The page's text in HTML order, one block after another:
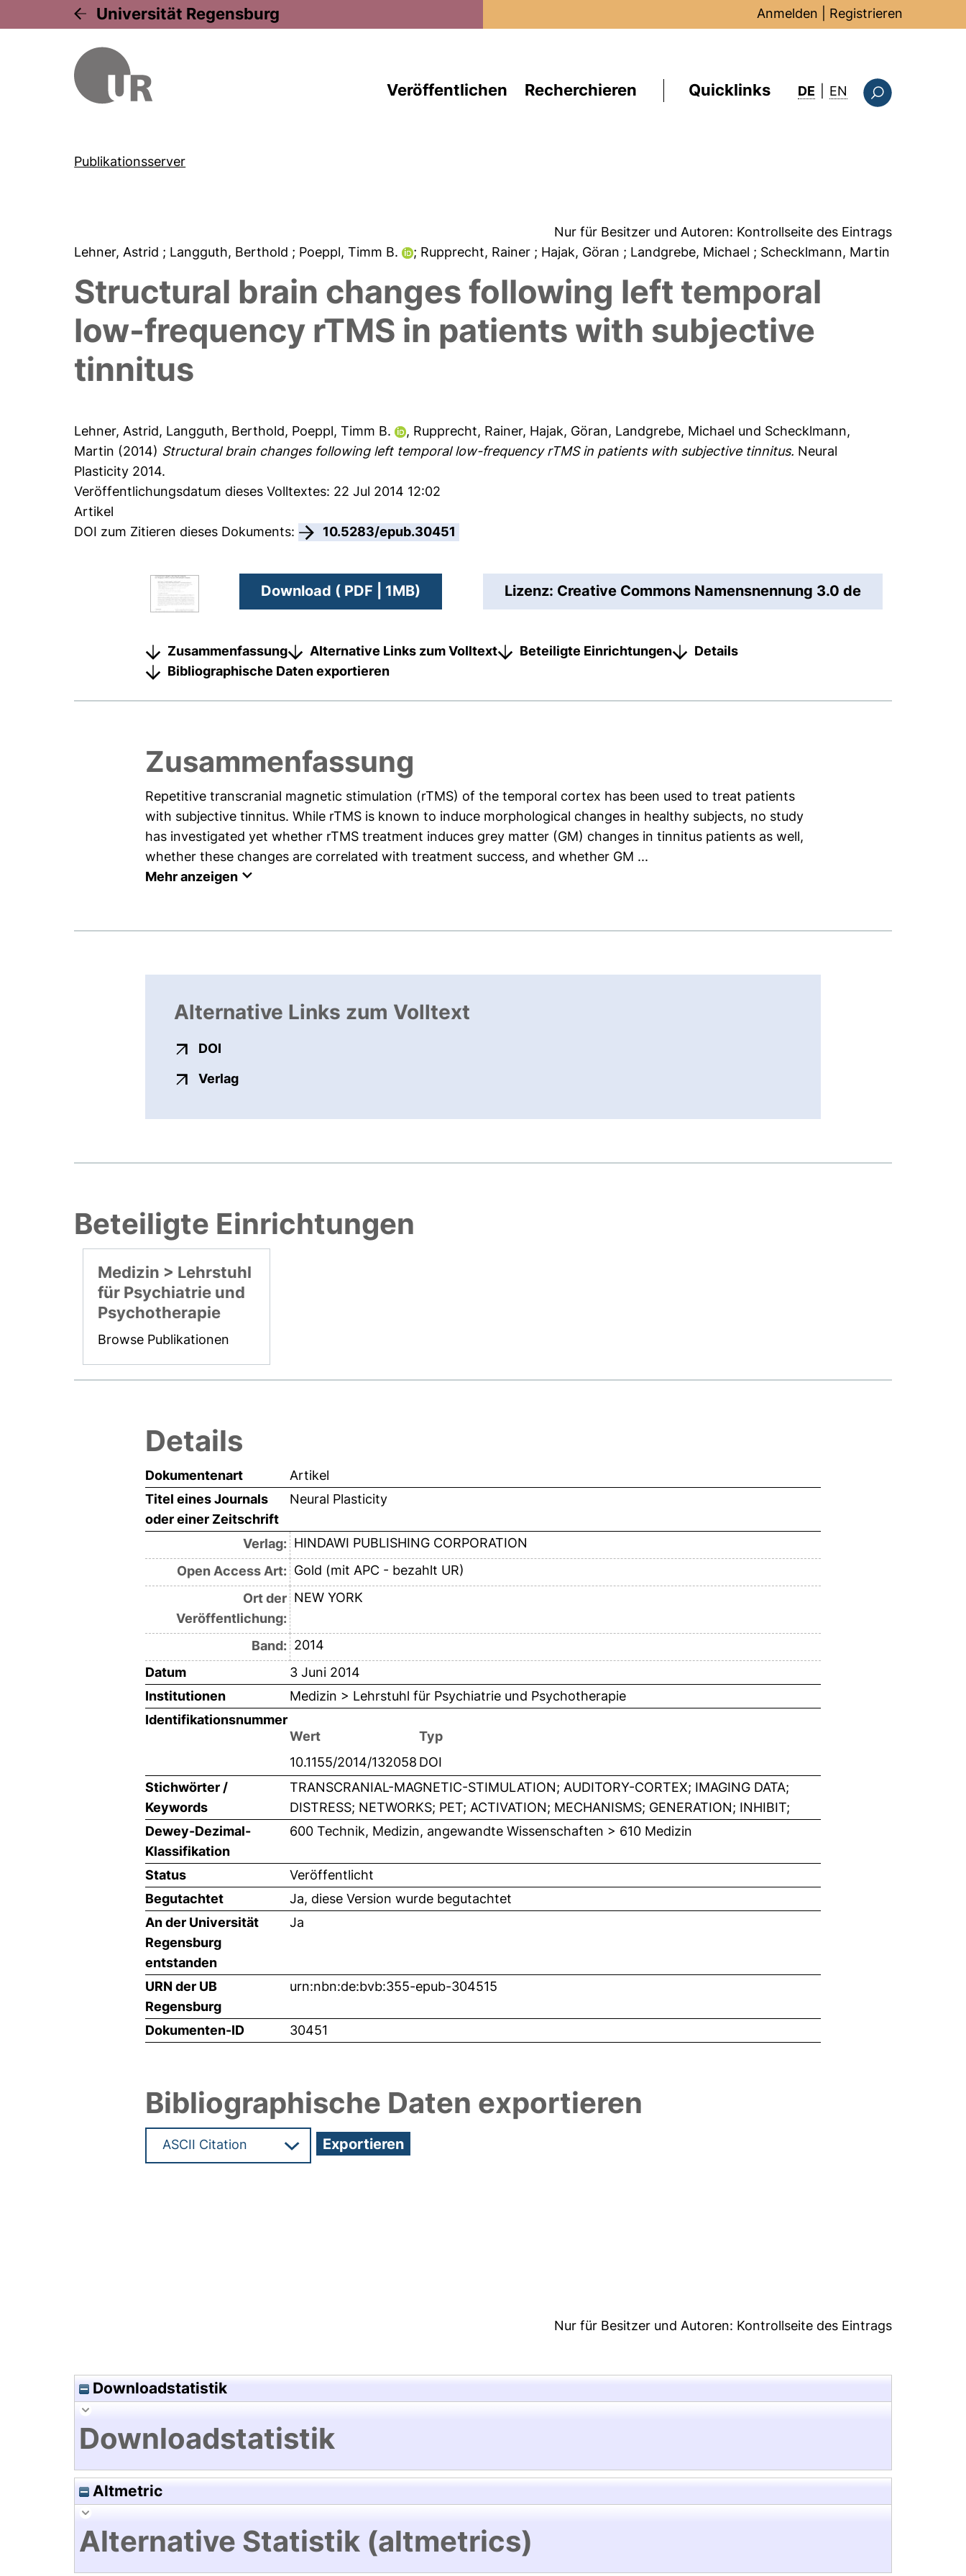
Universität Regensburg Anmelden Registrieren
Veröffentlichen Recherchieren Quicklinks DE EN : this page in
Publikationsserver
Nur für Besitzer und Autoren: Kontrollseite des Eintrags
Lehner, Astrid ; Langguth, Berthold ; Poeppl, Timm B. ; Rupprecht, Rainer ; Hajak, Göran ; Landgrebe, Michael ; Schecklmann, Martin
Structural brain changes following left temporal
low-frequency rTMS in patients with subjective
tinnitus
Lehner, Astrid, Langguth, Berthold, Poeppl, Timm B. , Rupprecht, Rainer, Hajak, Göran, Landgrebe, Michael und Schecklmann,
Martin (2014) Structural brain changes following left temporal low-frequency rTMS in patients with subjective tinnitus. Neural
Plasticity 2014.
Veröffentlichungsdatum dieses Volltextes: 22 Jul 2014 12:02
Artikel
DOI zum Zitieren dieses Dokuments:
10.5283/epub.30451
Download ( PDF | 1MB) Lizenz: Creative Commons Namensnennung 3.0 de
Zusammenfassung Alternative Links zum Volltext Beteiligte Einrichtungen
Details
Bibliographische Daten exportieren
Zusammenfassung
Repetitive transcranial magnetic stimulation (rTMS) of the temporal cortex has been used to treat patients
with subjective tinnitus. While rTMS is known to induce morphological changes in healthy subjects, no study
has investigated yet whether rTMS treatment induces grey matter (GM) changes in tinnitus patients as well,
whether these changes are correlated with treatment success, and whether GM ...
Mehr anzeigen
Alternative Links zum Volltext
DOI
Verlagexterner Link, öffnet neues Fenster
Beteiligte Einrichtungen
Medizin > Lehrstuhl
für Psychiatrie und
Psychotherapie
Browse Publikationen
Details
Dokumentenart
Artikel
Titel eines Journals
oder einer Zeitschrift
Neural Plasticity
Verlag: HINDAWI PUBLISHING CORPORATION
Open Access Art: Gold (mit APC - bezahlt UR)
Ort der
Veröffentlichung:
NEW YORK
Band: 2014
Datum
3 Juni 2014
Institutionen
Medizin > Lehrstuhl für Psychiatrie und Psychotherapie
Identifikationsnummer
Wert
Typ
10.1155/2014/132058 DOI
Stichwörter /
Keywords
TRANSCRANIAL-MAGNETIC-STIMULATION; AUDITORY-CORTEX; IMAGING DATA;
DISTRESS; NETWORKS; PET; ACTIVATION; MECHANISMS; GENERATION; INHIBIT;
Dewey-Dezimal-
Klassifikation
600 Technik, Medizin, angewandte Wissenschaften > 610 Medizin
Status
Veröffentlicht
Begutachtet
Ja, diese Version wurde begutachtet
An der Universität
Regensburg
entstanden
Ja
URN der UB
Regensburg
urn:nbn:de:bvb:355-epub-304515
Dokumenten-ID 30451
Bibliographische Daten exportieren
Nur für Besitzer und Autoren: Kontrollseite des Eintrags
Downloadstatistik
Downloadstatistik
Altmetric
Alternative Statistik (altmetrics)